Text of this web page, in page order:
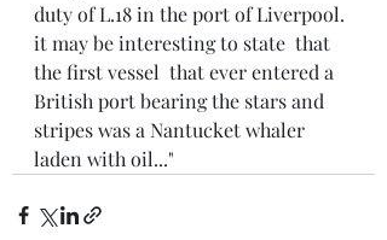
duty of L.18 in the port of Liverpool.
it may be interesting to state  that
the first vessel  that ever entered a
British port bearing the stars and
stripes was a Nantucket whaler
laden with oil..."